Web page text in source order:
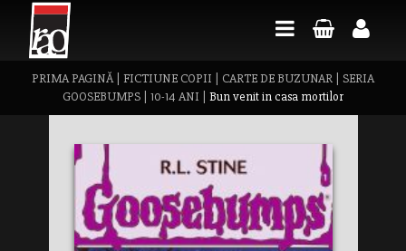
PRIMA PAGINĂ| FICTIUNE COPII CARTE DE BUZUNAR
SERIA
GOOSEBUMPS
10-14 ANI Bun venit in casa mortilor